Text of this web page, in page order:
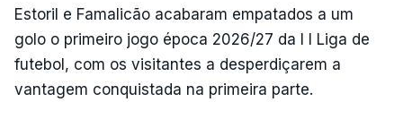
Estoril e Famalicão acabaram empatados a um
golo o primeiro jogo época 2026/27 da I I Liga de
futebol, com os visitantes a desperdiçarem a
vantagem conquistada na primeira parte.